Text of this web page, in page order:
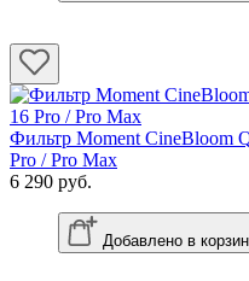
Фильтр Moment CineBloom
Pro / Pro Max
6 290 руб.
Добавлено в